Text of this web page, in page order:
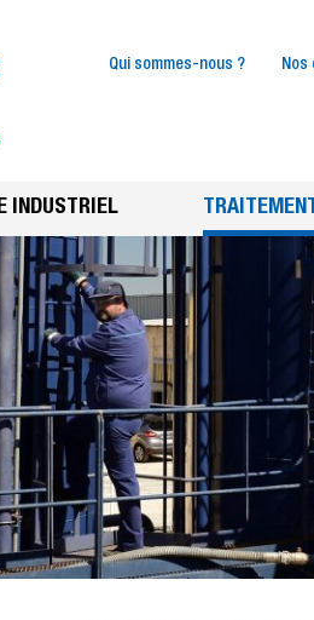
INDUSTRIEL
Qui sommes-nous ? Nos